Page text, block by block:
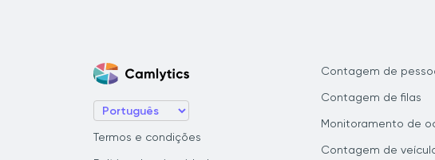
Termos e condições
Contagem de
Contagem de filas
Monitoramento de
Contagem de